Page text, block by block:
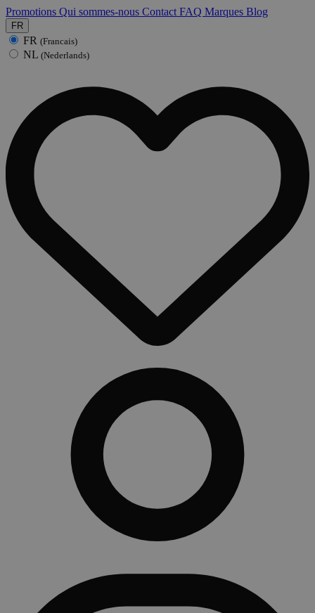
Promotions Qui sommes-nous Contact FAQ Marques Blog
FR
FR (Francais)
NL (Nederlands)